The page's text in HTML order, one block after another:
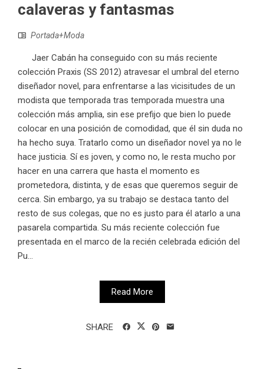
calaveras y fantasmas
Portada+Moda
Jaer Cabán ha conseguido con su más reciente
colección Praxis (SS 2012) atravesar el umbral del eterno
diseñador novel, para enfrentarse a las vicisitudes de un
modista que temporada tras temporada muestra una
colección más amplia, sin ese prefijo que bien lo puede
colocar en una posición de comodidad, que él sin duda no
ha hecho suya. Tratarlo como un diseñador novel ya no le
hace justicia. Sí es joven, y como no, le resta mucho por
hacer en una carrera que hasta el momento es
prometedora, distinta, y de esas que queremos seguir de
cerca. Sin embargo, ya su trabajo se destaca tanto del
resto de sus colegas, que no es justo para él atarlo a una
pasarela compartida. Su más reciente colección fue
presentada en el marco de la recién celebrada edición del
Pu...
Read More
SHARE